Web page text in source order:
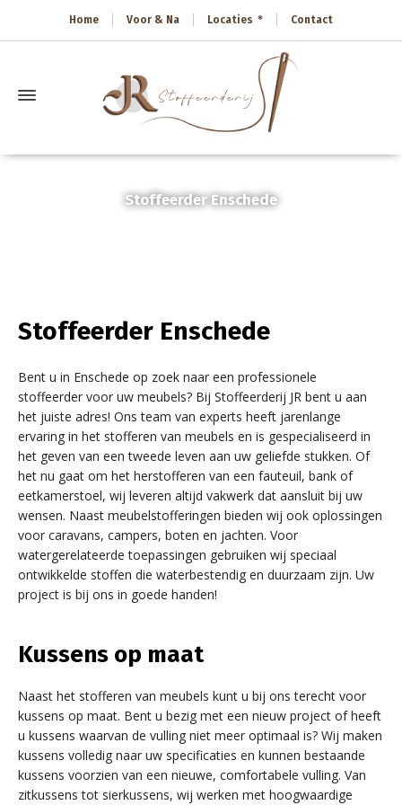
Home Voor & Na Locaties Contact
Stoffeerder Enschede
Stoffeerder Enschede
Bent u in Enschede op zoek naar een professionele
stoffeerder voor uw meubels? Bij Stoffeerderij JR bent u aan
het juiste adres! Ons team van experts heeft jarenlange
ervaring in het stofferen van meubels en is gespecialiseerd in
het geven van een tweede leven aan uw geliefde stukken. Of
het nu gaat om het herstofferen van een fauteuil, bank of
eetkamerstoel, wij leveren altijd vakwerk dat aansluit bij uw
wensen. Naast meubelstofferingen bieden wij ook oplossingen
voor caravans, campers, boten en jachten. Voor
watergerelateerde toepassingen gebruiken wij speciaal
ontwikkelde stoffen die waterbestendig en duurzaam zijn. Uw
project is bij ons in goede handen!
Kussens op maat
Naast het stofferen van meubels kunt u bij ons terecht voor
kussens op maat. Bent u bezig met een nieuw project of heeft
u kussens waarvan de vulling niet meer optimaal is? Wij maken
kussens volledig naar uw specificaties en kunnen bestaande
kussens voorzien van een nieuwe, comfortabele vulling. Van
zitkussens tot sierkussens, wij werken met hoogwaardige